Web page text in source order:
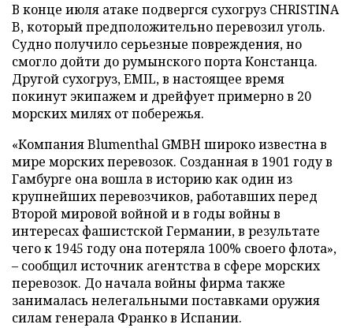
В конце июля атаке подвергся сухогруз CHRISTINA
B, который предположительно перевозил уголь.
Судно получило серьезные повреждения, но
смогло дойти до румынского порта Констанца.
Другой сухогруз, EMIL, в настоящее время
покинут экипажем и дрейфует примерно в 20
морских милях от побережья.
«Компания Blumenthal GMBH широко известна в
мире морских перевозок. Созданная в 1901 году в
Гамбурге она вошла в историю как один из
крупнейших перевозчиков, работавших перед
Второй мировой войной и в годы войны в
интересах фашистской Германии, в результате
чего к 1945 году она потеряла 100% своего флота»,
– сообщил источник агентства в сфере морских
перевозок. До начала войны фирма также
занималась нелегальными поставками оружия
силам генерала Франко в Испании.